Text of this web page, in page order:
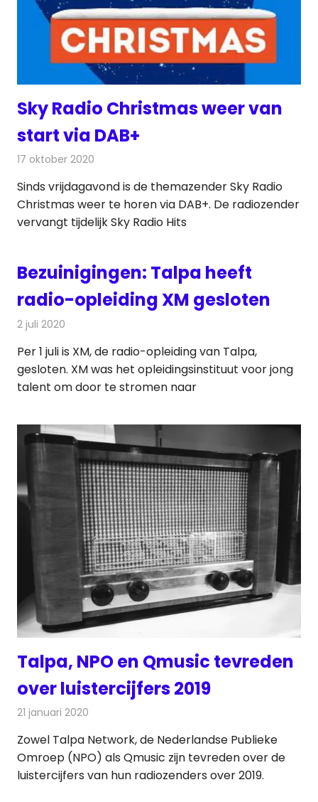
Sky Radio Christmas weer van
start via DAB+
17 oktober 2020
Sinds vrijdagavond is de themazender Sky Radio
Christmas weer te horen via DAB+. De radiozender
vervangt tijdelijk Sky Radio Hits
Bezuinigingen: Talpa heeft
radio-opleiding XM gesloten
2 juli 2020
Per 1 juli is XM, de radio-opleiding van Talpa,
gesloten. XM was het opleidingsinstituut voor jong
talent om door te stromen naar
Talpa, NPO en Qmusic tevreden
over luistercijfers 2019
21 januari 2020
Zowel Talpa Network, de Nederlandse Publieke
Omroep (NPO) als Qmusic zijn tevreden over de
luistercijfers van hun radiozenders over 2019.